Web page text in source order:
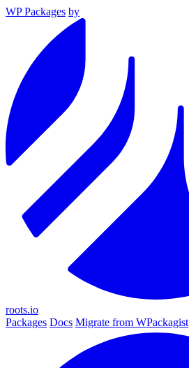
WP Packages by
roots.io
Packages Docs Migrate from WPackagist